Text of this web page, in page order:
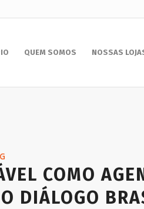
QUEM SOMOS NOSSAS
COMO
DIÁLOGO